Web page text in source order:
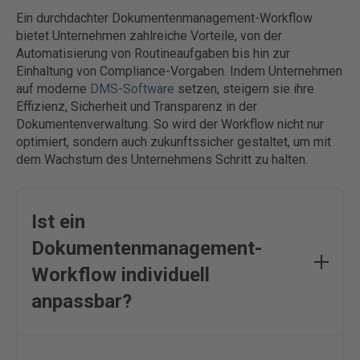
Ein durchdachter Dokumentenmanagement-Workflow
bietet Unternehmen zahlreiche Vorteile, von der
Automatisierung von Routineaufgaben bis hin zur
Einhaltung von Compliance-Vorgaben. Indem Unternehmen
auf moderne DMS-Software setzen, steigern sie ihre
Effizienz, Sicherheit und Transparenz in der
Dokumentenverwaltung. So wird der Workflow nicht nur
optimiert, sondern auch zukunftssicher gestaltet, um mit
dem Wachstum des Unternehmens Schritt zu halten.
Ist ein
Dokumentenmanagement-
Workflow individuell
anpassbar?